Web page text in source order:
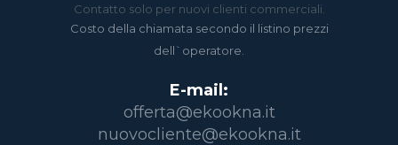
Contatto solo per nuovi clienti commerciali.
Costo della chiamata secondo il listino prezzi
dell`operatore.
E-mail:
offerta@ekookna.it
nuovocliente@ekookna.it